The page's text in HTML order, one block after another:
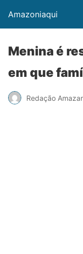
Amazoniaqui
Menina é
em que
Redação